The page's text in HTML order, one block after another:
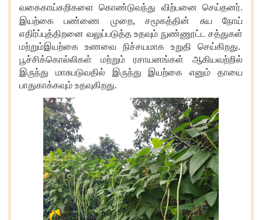
வகைகாய்கறிகளை கொண்டுவந்து விற்பனை செய்தனர்.
இயற்கை பண்ணை முறை,சமூகத்தின் சுய நோய்
எதிர்ப்புத்திறனை வலுப்படுத்த உதவும் நுண்ணூட்ட சத்துகள்
மற்றும்இயற்கை உணவை நிச்சயமாக உறுதி செய்கிறது.
பூச்சிக்கொல்லிகள் மற்றும் ரசாயனங்கள் ஆகியவற்றில்
இருந்து மாசுபடுவதில் இருந்து இயற்கை எனும் தாயை
பாதுகாக்கவும் உதவுகிறது.